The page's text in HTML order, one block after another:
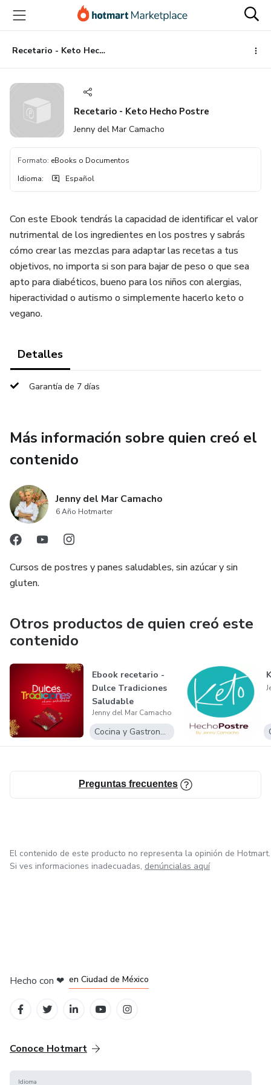
principal
página
de
página
Recetario - Keto Hecho Postre
Recetario - Keto Hecho Postre
Jenny del Mar Camacho
Formato: eBooks o Documentos
Idioma: Español
Con este Ebook tendrás la capacidad de identificar el valor
nutrimental de los ingredientes en los postres y sabrás
cómo crear las mezclas para adaptar las recetas a tus
objetivos, no importa si son para bajar de peso o que sea
apto para diabéticos, bueno para los niños con alergias,
hiperactividad o autismo o simplemente hacerlo keto o
vegano.
Detalles
Garantía de 7 días
Más información sobre quien creó el
contenido
Jenny del Mar Camacho
6 Año Hotmarter
Cursos de postres y panes saludables, sin azúcar y sin
gluten.
Otros productos de quien creó este
contenido
Ebook recetario -
Dulce Tradiciones
Saludable
Jenny del Mar Camacho
Cocina y Gastronomía
Preguntas frecuentes
El contenido de este producto no representa la opinión de Hotmart.
Si ves informaciones inadecuadas, denúncialas aquí
Hecho con ❤ en Ciudad de México
Conoce Hotmart
Idioma